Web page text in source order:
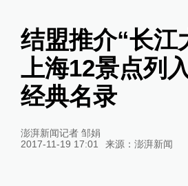
结盟推介“长江
上海12景点列
经典名录
澎湃新闻记者 邹娟
2017-11-19 17:01
来源： 澎湃新闻